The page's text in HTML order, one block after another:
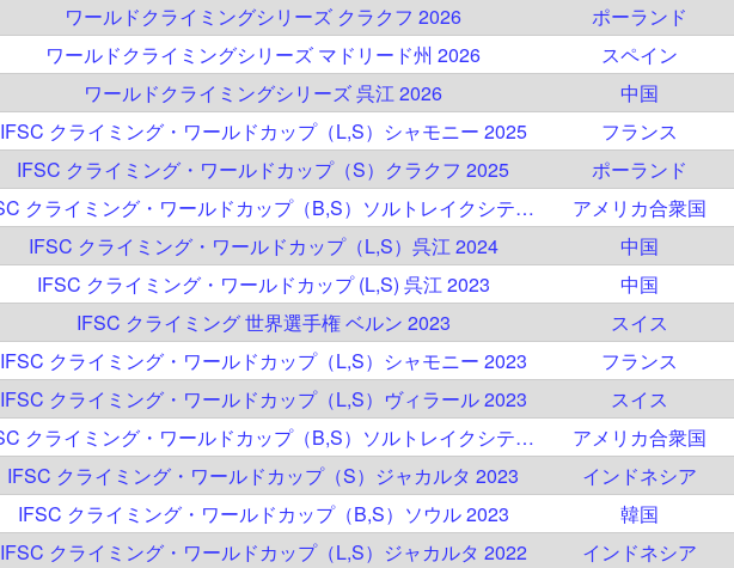
ワールドクライミングシリーズ クラクフ 2026 ポーランド
ワールドクライミングシリーズ マドリード州 2026 スペイン
ワールドクライミングシリーズ 呉江 2026 中国
IFSC クライミング・ワールドカップ（L,S）シャモニー 2025 フランス
IFSC クライミング・ワールドカップ（S）クラクフ 2025 ポーランド
IFSC クライミング・ワールドカップ（B,S）ソルトレイクシティ 2024 アメリカ合衆国
IFSC クライミング・ワールドカップ（L,S）呉江 2024 中国
IFSC クライミング・ワールドカップ (L,S) 呉江 2023 中国
IFSC クライミング 世界選手権 ベルン 2023 スイス
IFSC クライミング・ワールドカップ（L,S）シャモニー 2023 フランス
IFSC クライミング・ワールドカップ（L,S）ヴィラール 2023 スイス
IFSC クライミング・ワールドカップ（B,S）ソルトレイクシティ 2023 アメリカ合衆国
IFSC クライミング・ワールドカップ（S）ジャカルタ 2023 インドネシア
IFSC クライミング・ワールドカップ（B,S）ソウル 2023 韓国
IFSC クライミング・ワールドカップ（L,S）ジャカルタ 2022 インドネシア